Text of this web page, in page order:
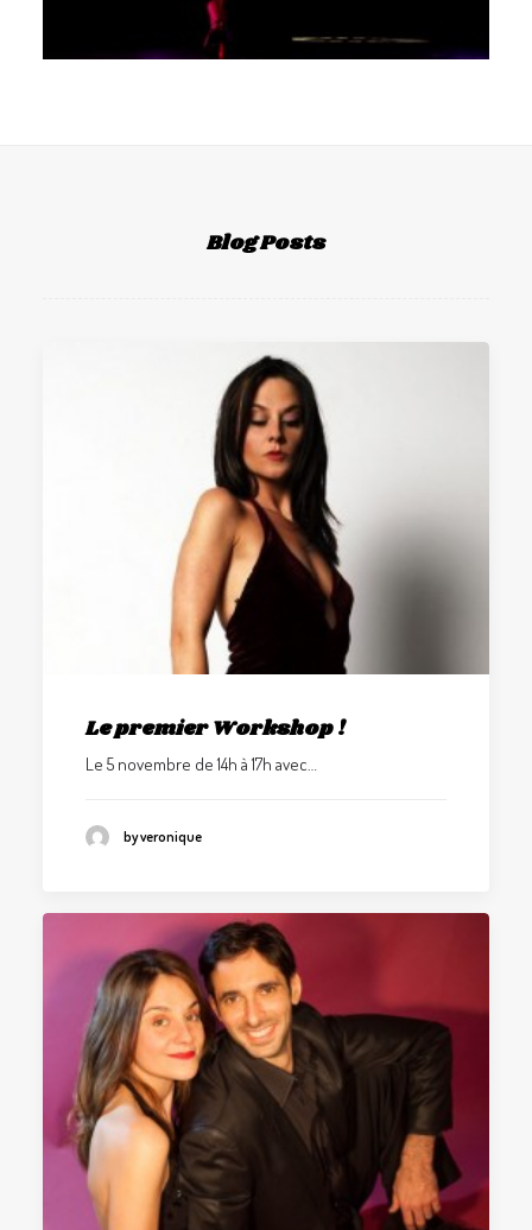
Blog Posts
Le premier Workshop !
Le 5 novembre de 14h à 17h avec…
by veronique